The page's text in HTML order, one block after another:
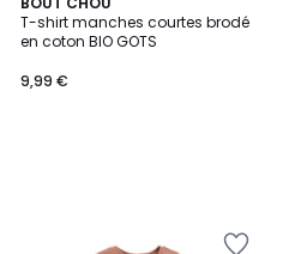
T-shirt manches courtes brodé
en coton BIO GOTS
9,99 €